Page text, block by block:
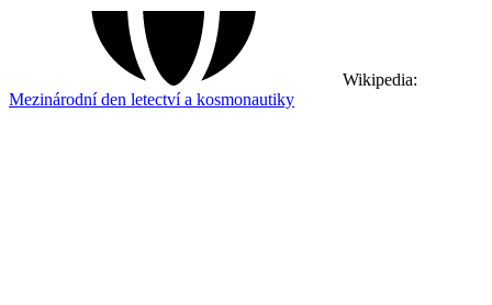
Wikipedia:
Mezinárodní den letectví a kosmonautiky